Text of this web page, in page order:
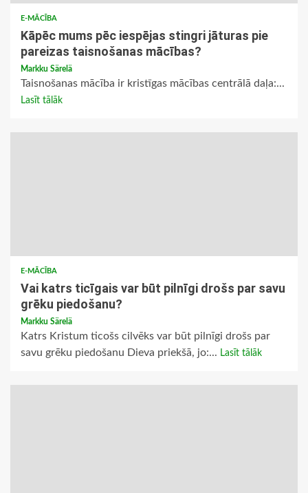
E-MĀCĪBA
Kāpēc mums pēc iespējas stingri jāturas pie
pareizas taisnošanas mācības?
Markku Särelä
Taisnošanas mācība ir kristīgas mācības centrālā daļa:...
Lasīt tālāk
E-MĀCĪBA
Vai katrs ticīgais var būt pilnīgi drošs par savu
grēku piedošanu?
Markku Särelä
Katrs Kristum ticošs cilvēks var būt pilnīgi drošs par
savu grēku piedošanu Dieva priekšā, jo:... Lasīt tālāk